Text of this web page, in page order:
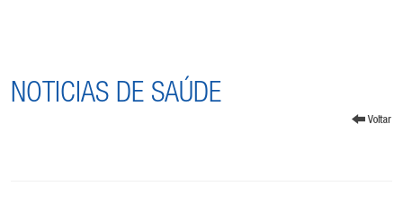
NOTICIAS DE SAÚDE